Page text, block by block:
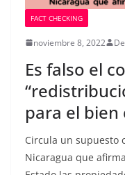
FACT CHECKING
noviembre 8, 2022
Es falso el
para el bien
Circula un supuesto
Nicaragua que